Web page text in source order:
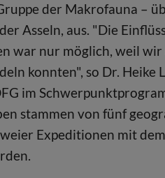
der Makrofauna –
Asseln, aus. "Die
war nur möglich, weil
konnten", so Dr.
im
stammen von fünf
Expeditionen mit